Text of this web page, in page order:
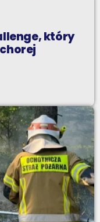
który